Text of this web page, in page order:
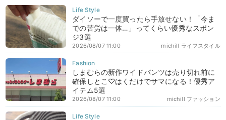
ダイソーで一度買ったら手放せない！「今ま
での苦労は一体…」ってくらい優秀なスポン
ジ3選
michill ライフスタイル
2026/08/07 11:00
しまむらの新作ワイドパンツは売り切れ前に
確保しとこ♡はくだけでサマになる！優秀ア
イテム5選
michill ファッション
2026/08/07 11:00